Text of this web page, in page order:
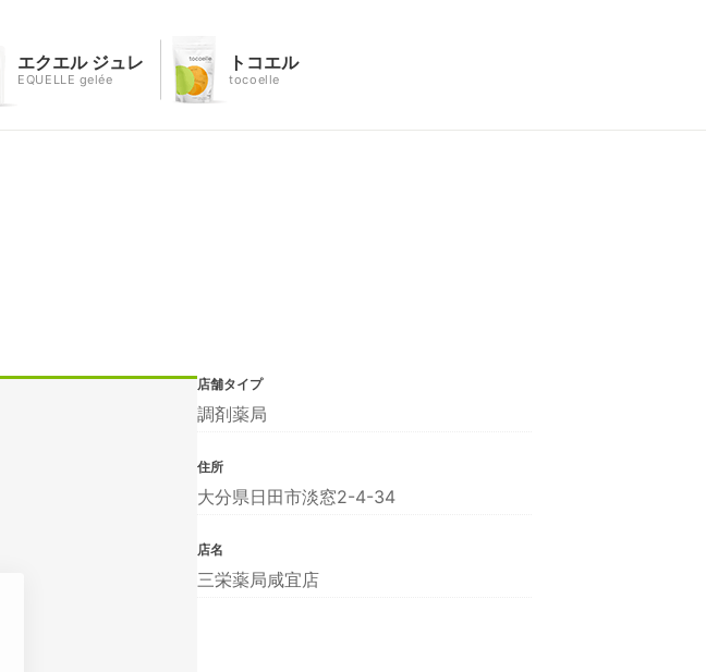
エクエル ジュレ
EQUELLE gelée
トコエル
tocoelle
店舗タイプ
調剤薬局
住所
大分県日田市淡窓2-4-34
店名
三栄薬局咸宜店